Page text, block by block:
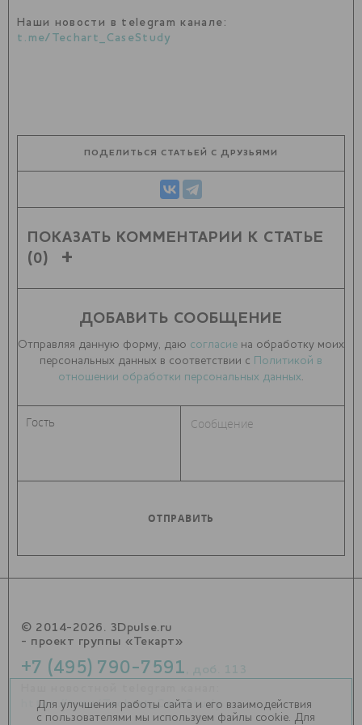
Наши новости в telegram канале:
t.me/Techart_CaseStudy
ПОДЕЛИТЬСЯ СТАТЬЕЙ С ДРУЗЬЯМИ
ПОКАЗАТЬ КОММЕНТАРИИ К СТАТЬЕ
(0)
ДОБАВИТЬ СООБЩЕНИЕ
Отправляя данную форму, даю согласие на обработку моих
персональных данных в соответствии с
Политикой в
отношении обработки персональных данных.
© 2014-2026. 3Dpulse.ru
- проект группы «Текарт»
+7 (495) 790-7591
https://t.me/Techart_CaseStudy
Для улучшения работы сайта и его взаимодействия
с пользователями мы используем файлы cookie. Для